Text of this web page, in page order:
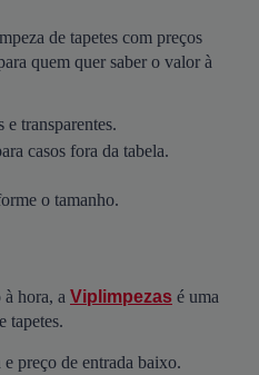
de tapetes com preços
quem quer saber o valor à
e transparentes.
casos fora da tabela.
o tamanho.
hora, a Viplimpezas é uma
tapetes.
preço de entrada baixo.